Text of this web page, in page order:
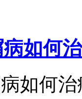
如何治
如何